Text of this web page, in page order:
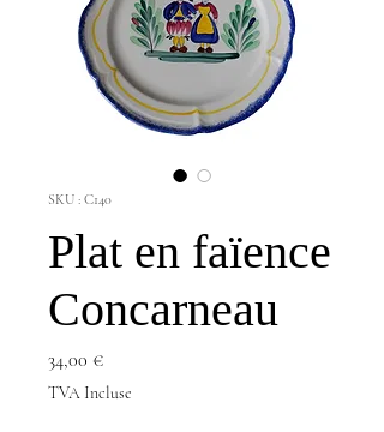
SKU : C140
Plat en faïence
Concarneau
34,00 €Prix
TVA Incluse